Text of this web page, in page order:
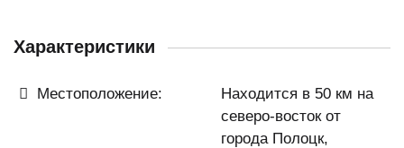
Характеристики
Местоположение:
Находится в 50 км на
северо-восток от
города Полоцк,